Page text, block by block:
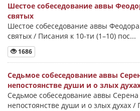
Шестое собеседование аввы
святых
Шестое собеседование аввы
святых / Писания к 10-ти (1–10) пос...
1686
Седьмое собеседование аввы
непостоянстве души и о злых
Седьмое собеседование аввы
непостоянстве души и о злых духах /